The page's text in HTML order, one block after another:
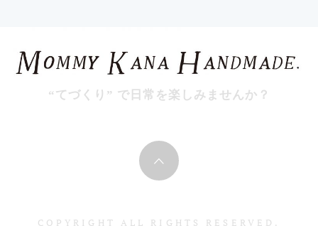
“てづくり” で日常を楽しみませんか？
COPYRIGHT ALL RIGHTS RESERVED.